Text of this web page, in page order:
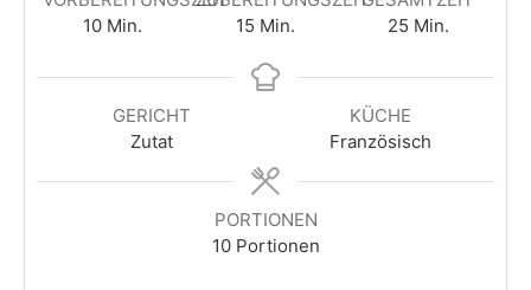
10Minuten
Min.
15 Minuten
Min.
25Minuten
Min.
GERICHT
Zutat
KÜCHE
Französisch
PORTIONEN
10 Portionen